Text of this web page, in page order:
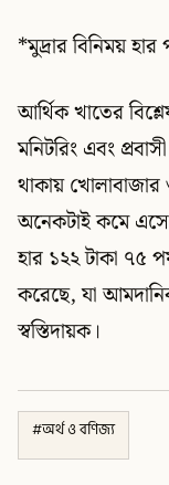
*মুদ্রার বিনিময়
আর্থিক খাতের
মনিটরিং এবং
থাকায়
অনেকটাই কমে
হার ১২২ টাকা ৭৫
করেছে, যা
স্বস্তিদায়ক।
#অর্থ ও বণিজ্য